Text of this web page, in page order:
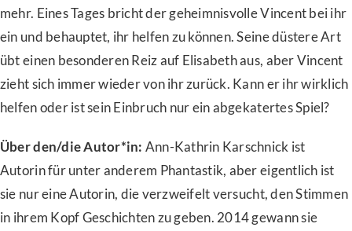
mehr. Eines Tages bricht der geheimnisvolle Vincent bei ihr
ein und behauptet, ihr helfen zu können. Seine düstere Art
übt einen besonderen Reiz auf Elisabeth aus, aber Vincent
zieht sich immer wieder von ihr zurück. Kann er ihr wirklich
helfen oder ist sein Einbruch nur ein abgekatertes Spiel?
Über den/die Autor*in: Ann-Kathrin Karschnick ist
Autorin für unter anderem Phantastik, aber eigentlich ist
sie nur eine Autorin, die verzweifelt versucht, den Stimmen
in ihrem Kopf Geschichten zu geben. 2014 gewann sie